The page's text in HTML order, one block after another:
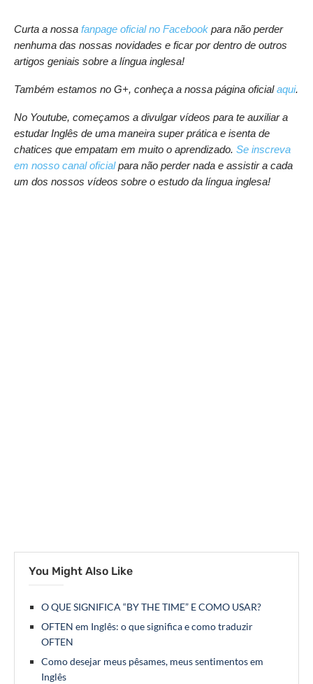
Curta a nossa fanpage oficial no Facebook para não perder
nenhuma das nossas novidades e ficar por dentro de outros
artigos geniais sobre a língua inglesa!
Também estamos no G+, conheça a nossa página oficialaqui.
No Youtube, começamos a divulgar vídeos para te auxiliar a
estudar Inglês de uma maneira super prática e isenta de
chatices que empatam em muito o aprendizado. Se inscreva
em nosso canal oficialpara não perder nada e assistir a cada
um dos nossos vídeos sobre o estudo da língua inglesa!
You Might Also Like
O QUE SIGNIFICA “BY THE TIME” E COMO USAR?
OFTEN em Inglês: o que significa e como traduzir
OFTEN
Como desejar meus pêsames, meus sentimentos em
Inglês